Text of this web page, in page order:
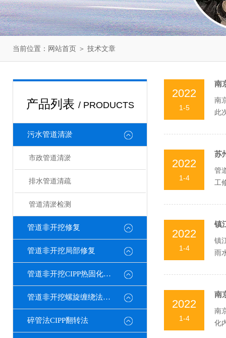
当前位置： 网站首页 ＞ 技术文章
产品列表 / PRODUCTS
污水管道清淤
市政管道清淤
排水管道清疏
管道清淤检测
管道非开挖修复
管道非开挖局部修复
管道非开挖CIPP热固化修复
管道非开挖螺旋缠绕法修复
碎管法CIPP翻转法
2022
1-5
南
南
此
2022
1-4
苏
管
工
2022
1-4
镇
镇
雨
2022
1-4
南
南
化